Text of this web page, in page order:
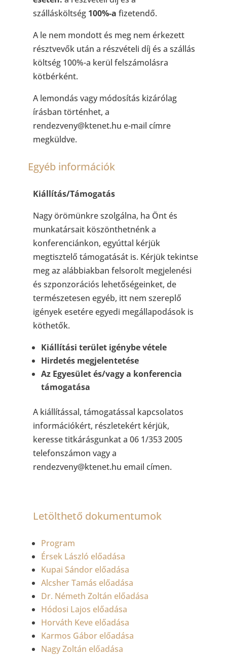
szállásköltség 100%-a fizetendő.
A le nem mondott és meg nem érkezett
résztvevők után a részvételi díj és a szállás
költség 100%-a kerül felszámolásra
kötbérként.
A lemondás vagy módosítás kizárólag
írásban történhet, a
rendezveny@ktenet.hu e-mail címre
megküldve.
Egyéb információk
Kiállítás/Támogatás
Nagy örömünkre szolgálna, ha Önt és
munkatársait köszönthetnénk a
konferenciánkon, egyúttal kérjük
megtisztelő támogatását is. Kérjük tekintse
meg az alábbiakban felsorolt megjelenési
és szponzorációs lehetőségeinket, de
természetesen egyéb, itt nem szereplő
igények esetére egyedi megállapodások is
köthetők.
Kiállítási terület igénybe vétele
Hirdetés megjelentetése
Az Egyesület és/vagy a konferencia
támogatása
A kiállítással, támogatással kapcsolatos
információkért, részletekért kérjük,
keresse titkárásgunkat a 06 1/353 2005
telefonszámon vagy a
rendezveny@ktenet.hu email címen.
Letölthető dokumentumok
Program
Érsek László előadása
Kupai Sándor előadása
Alcsher Tamás előadása
Dr. Németh Zoltán előadása
Hódosi Lajos előadása
Horváth Keve előadása
Karmos Gábor előadása
Nagy Zoltán előadása